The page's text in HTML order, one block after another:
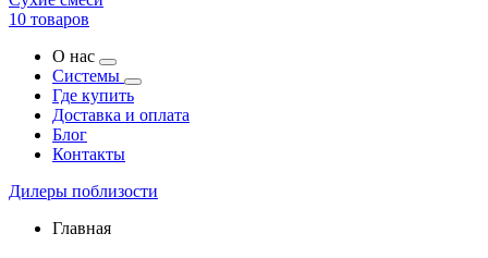
10 товаров
О нас
Системы
Где купить
Доставка и оплата
Блог
Контакты
Дилеры поблизости
Главная